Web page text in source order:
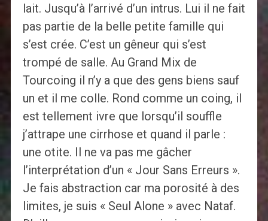
lait. Jusqu’à l’arrivé d’un intrus. Lui il ne fait
pas partie de la belle petite famille qui
s’est crée. C’est un gêneur qui s’est
trompé de salle. Au Grand Mix de
Tourcoing il n’y a que des gens biens sauf
un et il me colle. Rond comme un coing, il
est tellement ivre que lorsqu’il souffle
j’attrape une cirrhose et quand il parle :
une otite. Il ne va pas me gâcher
l’interprétation d’un « Jour Sans Erreurs ».
Je fais abstraction car ma porosité à des
limites, je suis « Seul Alone » avec Nataf.